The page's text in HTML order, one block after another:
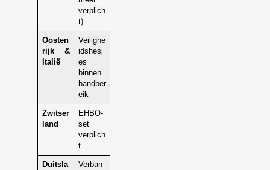
verplich
t)
Oosten
rijk &
Italië
Veilighe
idshesj
es
binnen
handber
eik
Zwitser
land
EHBO-
set
verplich
t
Duitsla
Verban